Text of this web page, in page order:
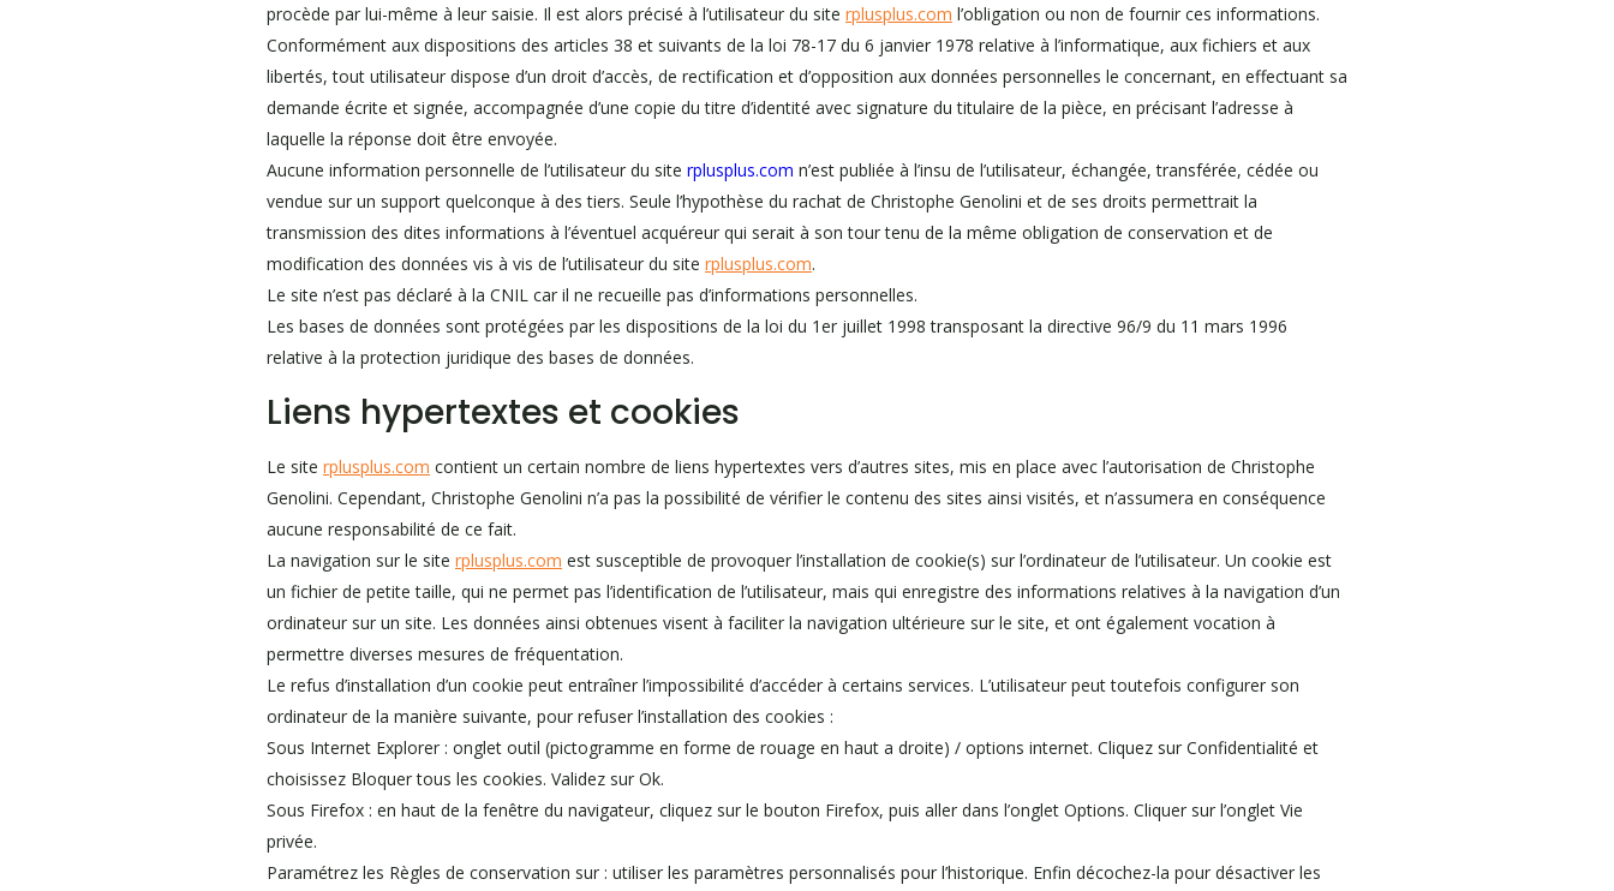
procède par lui-même à leur saisie. Il est alors précisé à l’utilisateur du site rplusplus.com l’obligation ou non de fournir ces informations.
Conformément aux dispositions des articles 38 et suivants de la loi 78-17 du 6 janvier 1978 relative à l’informatique, aux fichiers et aux
libertés, tout utilisateur dispose d’un droit d’accès, de rectification et d’opposition aux données personnelles le concernant, en effectuant sa
demande écrite et signée, accompagnée d’une copie du titre d’identité avec signature du titulaire de la pièce, en précisant l’adresse à
laquelle la réponse doit être envoyée.
Aucune information personnelle de l’utilisateur du site rplusplus.com n’est publiée à l’insu de l’utilisateur, échangée, transférée, cédée ou
vendue sur un support quelconque à des tiers. Seule l’hypothèse du rachat de Christophe Genolini et de ses droits permettrait la
transmission des dites informations à l’éventuel acquéreur qui serait à son tour tenu de la même obligation de conservation et de
modification des données vis à vis de l’utilisateur du site rplusplus.com.
Le site n’est pas déclaré à la CNIL car il ne recueille pas d’informations personnelles.
Les bases de données sont protégées par les dispositions de la loi du 1er juillet 1998 transposant la directive 96/9 du 11 mars 1996
relative à la protection juridique des bases de données.
Liens hypertextes et cookies
Le site rplusplus.com contient un certain nombre de liens hypertextes vers d’autres sites, mis en place avec l’autorisation de Christophe
Genolini. Cependant, Christophe Genolini n’a pas la possibilité de vérifier le contenu des sites ainsi visités, et n’assumera en conséquence
aucune responsabilité de ce fait.
La navigation sur le site rplusplus.com est susceptible de provoquer l’installation de cookie(s) sur l’ordinateur de l’utilisateur. Un cookie est
un fichier de petite taille, qui ne permet pas l’identification de l’utilisateur, mais qui enregistre des informations relatives à la navigation d’un
ordinateur sur un site. Les données ainsi obtenues visent à faciliter la navigation ultérieure sur le site, et ont également vocation à
permettre diverses mesures de fréquentation.
Le refus d’installation d’un cookie peut entraîner l’impossibilité d’accéder à certains services. L’utilisateur peut toutefois configurer son
ordinateur de la manière suivante, pour refuser l’installation des cookies :
Sous Internet Explorer : onglet outil (pictogramme en forme de rouage en haut a droite) / options internet. Cliquez sur Confidentialité et
choisissez Bloquer tous les cookies. Validez sur Ok.
Sous Firefox : en haut de la fenêtre du navigateur, cliquez sur le bouton Firefox, puis aller dans l’onglet Options. Cliquer sur l’onglet Vie
privée.
Paramétrez les Règles de conservation sur : utiliser les paramètres personnalisés pour l’historique. Enfin décochez-la pour désactiver les